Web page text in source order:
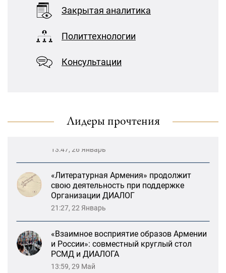
В Москве прошло заседание
дискуссионного форума «Лорис
предотвращение геноцидов»
«Лорис Меликов» начинает свою
Закрытая аналитика
Политтехнологии
Консультации
Лидеры прочтения
и России»: совместный круглый стол
РСМД и ДИАЛОГА
13:47, 26 Январь
«Литературная Армения» продолжит
21:27, 22 Январь
«Взаимное восприятие образов Армении
13:59, 29 Май
Возрождение Степанакертского русского